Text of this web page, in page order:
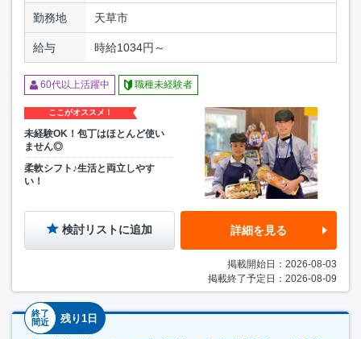
勤務地 天草市
給与 時給1034円～
60代以上活躍中 職種未経験者
ここがオススメ！
未経験OK！包丁はほとんど使い
ません◎
柔軟シフト♪生活と両立しやす
い！
検討リストに追加 詳細を見る
掲載開始日：2026-08-03
掲載終了予定日：2026-08-09
終了
間近
残り1日